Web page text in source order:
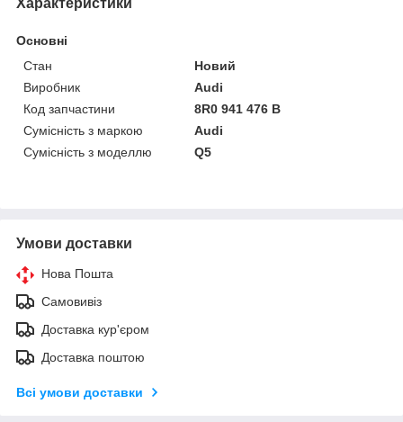
Основні
Стан
Новий
Виробник
Audi
Код запчастини
8R0 941 476 B
Сумісність з маркою
Audi
Сумісність з моделлю
Q5
Умови доставки
Нова Пошта
Самовивіз
Доставка кур'єром
Доставка поштою
Всі умови доставки